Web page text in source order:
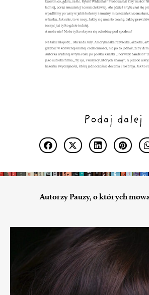
Podaj dalej
Autorzy Pauzy, o których